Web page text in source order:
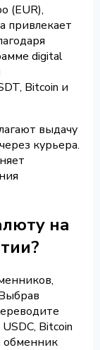
(EUR),
привлекает
digital
Bitcoin и
выдачу
курьера.
на
Bitcoin
обменник